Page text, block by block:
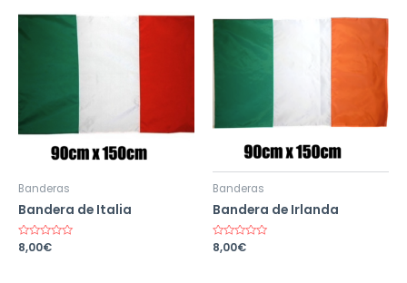
Banderas
Bandera de Italia
Valorado
en
8,00€
Banderas
Bandera de Irlanda
Valorado
en
8,00€